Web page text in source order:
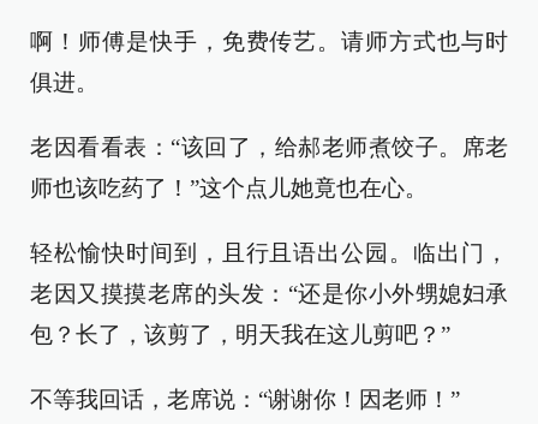
啊！师傅是快手，免费传艺。请师方式也与时
俱进。
老因看看表：“该回了，给郝老师煮饺子。席老
师也该吃药了！”这个点儿她竟也在心。
轻松愉快时间到，且行且语出公园。临出门，
老因又摸摸老席的头发：“还是你小外甥媳妇承
包？长了，该剪了，明天我在这儿剪吧？”
不等我回话，老席说：“谢谢你！因老师！”